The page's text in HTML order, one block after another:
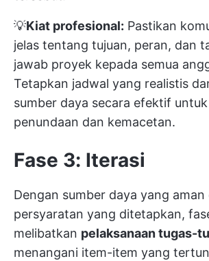
💡Kiat profesional: Pastikan
jelas tentang tujuan, peran, dan
jawab proyek kepada semua
Tetapkan jadwal yang realistis
sumber daya secara efektif
penundaan dan kemacetan.
Fase 3: Iterasi
Dengan sumber daya yang aman
persyaratan yang ditetapkan,
melibatkan pelaksanaan tugas-
menangani item-item yang